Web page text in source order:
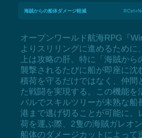
海賊からの船体ダメージ軽減
オープンワールド航海RPG『
よりスリリングに進めるために
上は攻略の肝。特に「海賊から
襲撃されるたびに船が即座に沈
積荷を守るだけではなく、仲間
た戦闘を実現する。この機能を
バルでスキルツリーが未熟な船
港まで逃げ切ることが可能に。
荷を運ぶ際、2隻の海賊ガレオ
船体のダメージカットによって